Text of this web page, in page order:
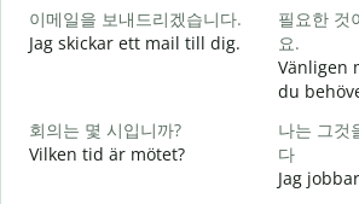
이메일을 보내드리겠습니다.
Jag skickar ett mail till dig.
필요한 것
요.
Vänligen
du
회의는 몇 시입니까?
Vilken tid är mötet?
나는 그것
다
Jag